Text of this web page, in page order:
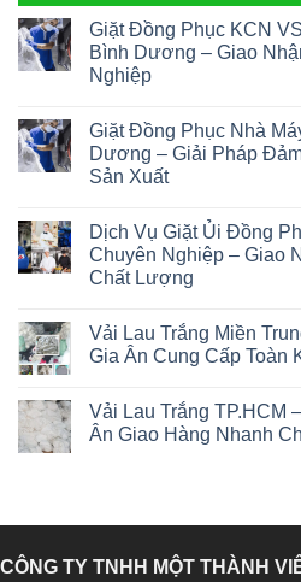
Giặt Đồng Phục KCN
Bình Dương – Giao
Nghiệp
Giặt Đồng Phục Nhà
Dương – Giải Pháp
Sản Xuất
Dịch Vụ Giặt Ủi Đồng
Chuyên Nghiệp – Giao
Chất Lượng
Vải Lau Trắng Miền
Gia Ân Cung Cấp Toàn
Vải Lau Trắng TP.HCM
Ân Giao Hàng Nhanh
CÔNG TY TNHH MỘT THÀNH